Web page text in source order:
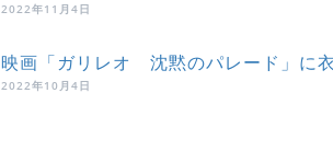
2022年11月4日
映画「ガリレオ 沈黙のパレード」に
2022年10月4日